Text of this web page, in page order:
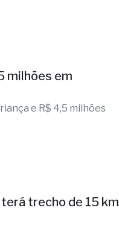
milhões em
e R$ 4,5 milhões
trecho de 15 km